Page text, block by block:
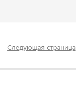
Следующая страница